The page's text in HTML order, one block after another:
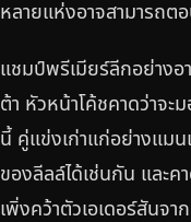
หลายแห่งอาจสามารถต
แชมป์พรีเมียร์ลีกอย่างอ
ต้า หัวหน้าโค้ชคาดว่าจะ
นี้ คู่แข่งเก่าแก่อย่างแมน
ของลีลล์ได้เช่นกัน และ
เพิ่งคว้าตัวเอเดอร์สันจา